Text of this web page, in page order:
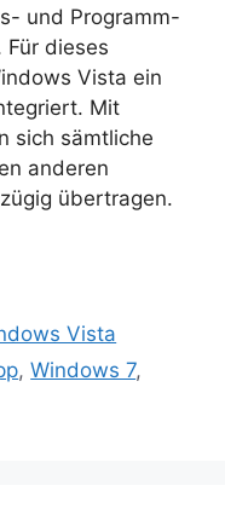
und Programm-
Für dieses
Vista ein
Mit
sich sämtliche
anderen
übertragen.
Vista
,Windows 7,